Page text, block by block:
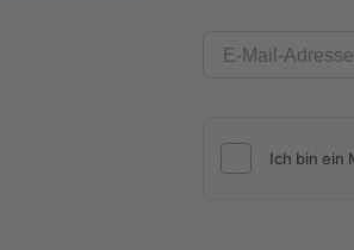
E-Mail-Adresse